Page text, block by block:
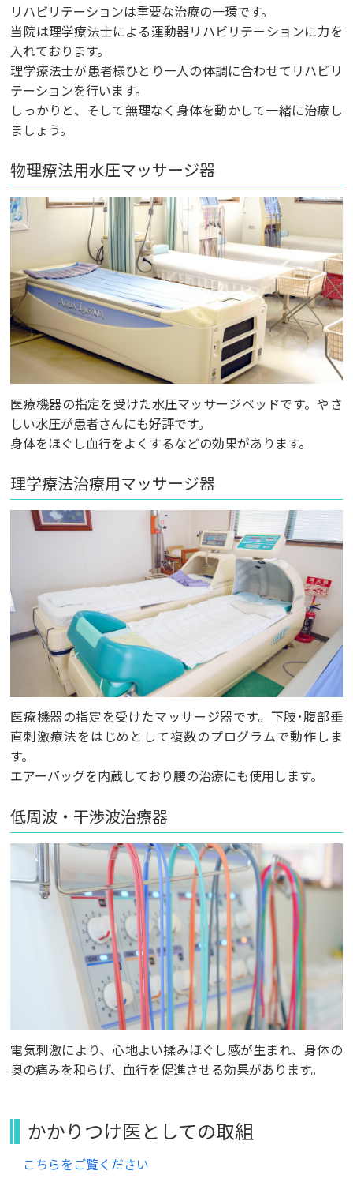
リハビリテーションは重要な治療の一環です。
当院は理学療法士による運動器リハビリテーションに力を
入れております。
理学療法士が患者様ひとり一人の体調に合わせてリハビリ
テーションを行います。
しっかりと、そして無理なく身体を動かして一緒に治療し
ましょう。
物理療法用水圧マッサージ器
医療機器の指定を受けた水圧マッサージベッドです。やさ
しい水圧が患者さんにも好評です。
身体をほぐし血行をよくするなどの効果があります。
理学療法治療用マッサージ器
医療機器の指定を受けたマッサージ器です。下肢･腹部垂
直刺激療法をはじめとして複数のプログラムで動作しま
す。
エアーバッグを内蔵しており腰の治療にも使用します。
低周波・干渉波治療器
電気刺激により、心地よい揉みほぐし感が生まれ、身体の
奥の痛みを和らげ、血行を促進させる効果があります。
かかりつけ医としての取組
こちらをご覧ください